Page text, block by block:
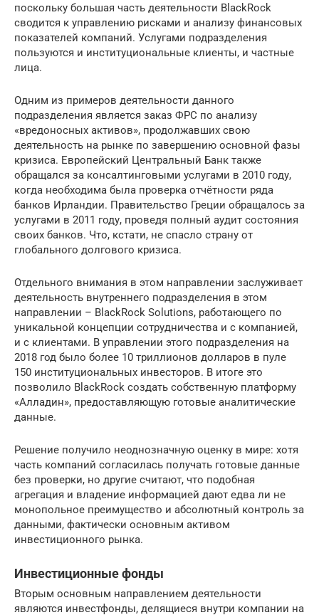
поскольку большая часть деятельности BlackRock
сводится к управлению рисками и анализу финансовых
показателей компаний. Услугами подразделения
пользуются и институциональные клиенты, и частные
лица.
Одним из примеров деятельности данного
подразделения является заказ ФРС по анализу
«вредоносных активов», продолжавших свою
деятельность на рынке по завершению основной фазы
кризиса. Европейский Центральный Банк также
обращался за консалтинговыми услугами в 2010 году,
когда необходима была проверка отчётности ряда
банков Ирландии. Правительство Греции обращалось за
услугами в 2011 году, проведя полный аудит состояния
своих банков. Что, кстати, не спасло страну от
глобального долгового кризиса.
Отдельного внимания в этом направлении заслуживает
деятельность внутреннего подразделения в этом
направлении – BlackRock Solutions, работающего по
уникальной концепции сотрудничества и с компанией,
и с клиентами. В управлении этого подразделения на
2018 год было более 10 триллионов долларов в пуле
150 институциональных инвесторов. В итоге это
позволило BlackRock создать собственную платформу
«Алладин», предоставляющую готовые аналитические
данные.
Решение получило неоднозначную оценку в мире: хотя
часть компаний согласилась получать готовые данные
без проверки, но другие считают, что подобная
агрегация и владение информацией дают едва ли не
монопольное преимущество и абсолютный контроль за
данными, фактически основным активом
инвестиционного рынка.
Инвестиционные фонды
Вторым основным направлением деятельности
являются инвестфонды, делящиеся внутри компании на